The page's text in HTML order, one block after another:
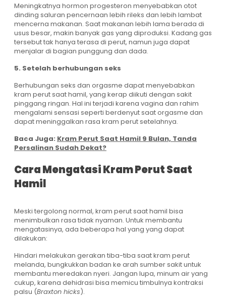
Meningkatnya hormon progesteron menyebabkan otot
dinding saluran pencernaan lebih rileks dan lebih lambat
mencerna makanan. Saat makanan lebih lama berada di
usus besar, makin banyak gas yang diproduksi. Kadang gas
tersebut tak hanya terasa di perut, namun juga dapat
menjalar di bagian punggung dan dada.
5. Setelah berhubungan seks
Berhubungan seks dan orgasme dapat menyebabkan
kram perut saat hamil, yang kerap diikuti dengan sakit
pinggang ringan. Hal ini terjadi karena vagina dan rahim
mengalami sensasi seperti berdenyut saat orgasme dan
dapat meninggalkan rasa kram perut setelahnya.
Baca Juga: Kram Perut Saat Hamil 9 Bulan, Tanda
Persalinan Sudah Dekat?
Cara Mengatasi Kram Perut Saat
Hamil
Meski tergolong normal, kram perut saat hamil bisa
menimbulkan rasa tidak nyaman. Untuk membantu
mengatasinya, ada beberapa hal yang yang dapat
dilakukan:
Hindari melakukan gerakan tiba-tiba saat kram perut
melanda, bungkukkan badan ke arah sumber sakit untuk
membantu meredakan nyeri. Jangan lupa, minum air yang
cukup, karena dehidrasi bisa memicu timbulnya kontraksi
palsu (Braxton hicks).